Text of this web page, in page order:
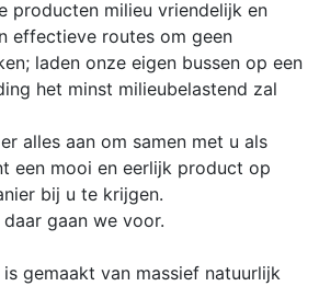
producten milieu vriendelijk en
effectieve routes om geen
laden onze eigen bussen op een
het minst milieubelastend zal
alles aan om samen met u als
een mooi en eerlijk product op
bij u te krijgen.
gaan we voor.
gemaakt van massief natuurlijk